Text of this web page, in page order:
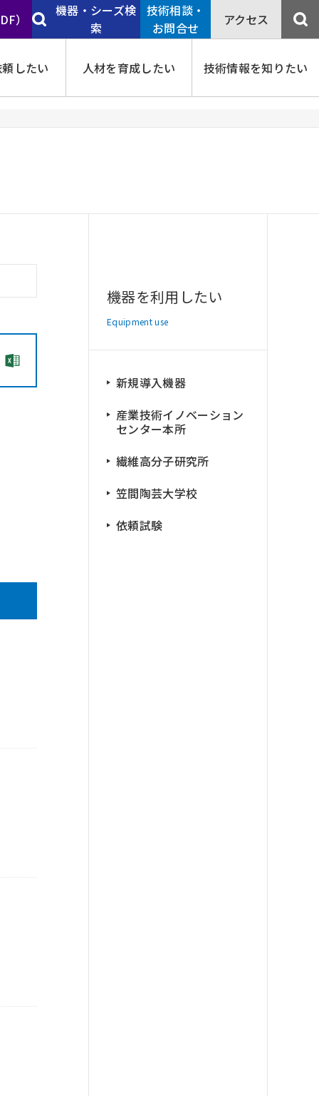
）
機器・シーズ検
索
技術相談・
お問合せ
アクセス
したい 人材を育成したい 技術情報を知りたい
機器を利用したい
Equipment use
新規導入機器
産業技術イノベーション
センター本所
繊維高分子研究所
笠間陶芸大学校
依頼試験